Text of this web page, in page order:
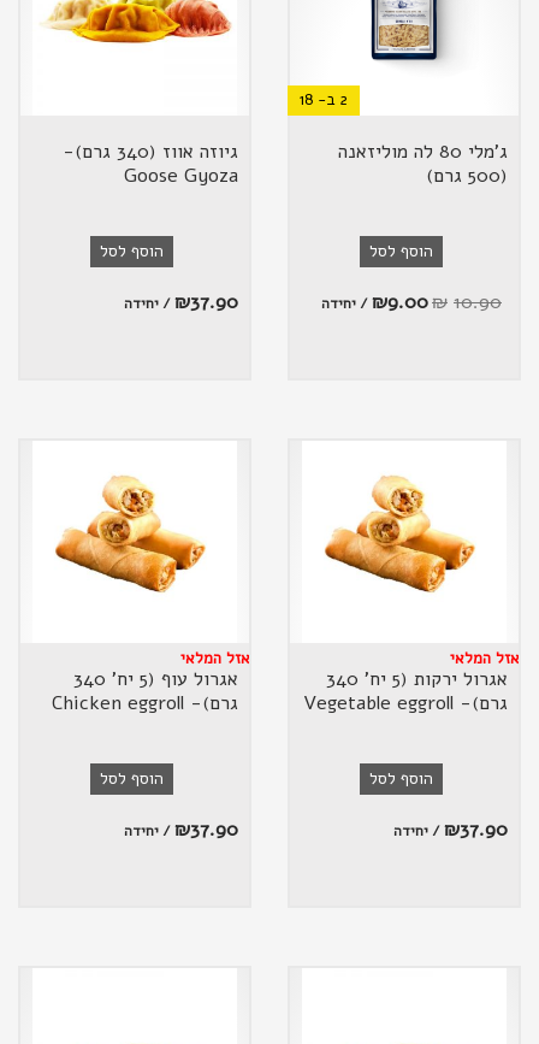
2 ב- 18
ג'מלי 80 לה מוליזאנה
(500 גרם)
הוסף לסל
₪ 10.90
₪9.00 / יחידה
גיוזה אווז (340 גרם)-
Goose Gyoza
הוסף לסל
₪37.90 / יחידה
אגרול ירקות (5 יח' 340
גרם)- Vegetable eggroll
אזל המלאי
הוסף לסל
₪37.90 / יחידה
אגרול עוף (5 יח' 340
גרם)- Chicken eggroll
אזל המלאי
הוסף לסל
₪37.90 / יחידה